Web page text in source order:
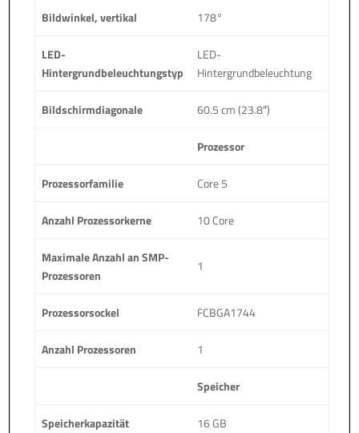
Bildwinkel, vertikal 178°
LED-
Hintergrundbeleuchtungstyp
LED-
Hintergrundbeleuchtung
Bildschirmdiagonale 60.5 cm (23.8″)
Prozessor
Prozessorfamilie Core 5
Anzahl Prozessorkerne 10 Core
Maximale Anzahl an SMP-
Prozessoren
1
Prozessorsockel FCBGA1744
Anzahl Prozessoren 1
Speicher
Speicherkapazität 16 GB